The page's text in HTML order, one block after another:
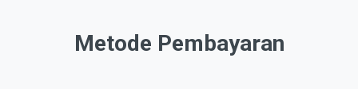
Metode Pembayaran